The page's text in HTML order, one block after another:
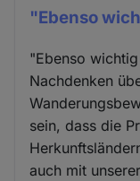
"Ebenso
"Ebenso
Nachdenken
sein, dass die
auch mit